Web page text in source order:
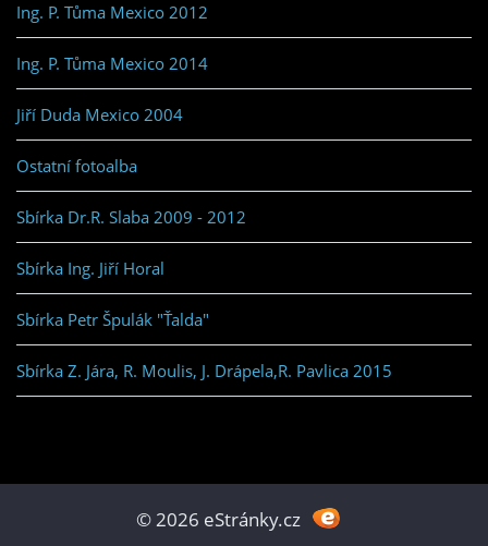
Ing. P. Tůma Mexico 2012
Ing. P. Tůma Mexico 2014
Jiří Duda Mexico 2004
Ostatní fotoalba
Sbírka Dr.R. Slaba 2009 - 2012
Sbírka Ing. Jiří Horal
Sbírka Petr Špulák "Ťalda"
Sbírka Z. Jára, R. Moulis, J. Drápela,R. Pavlica 2015
© 2026 eStránky.cz